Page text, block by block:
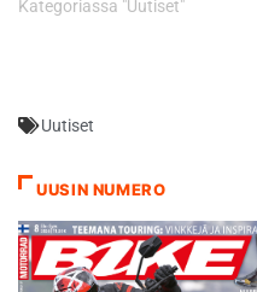
vastaisena yönä
vielä vähän paremmaksi ja
rauhallisemmaksi, totesi
Crutchlow. Crutchlow latasi
viimeisellä vedollaan kovan…
Kategoriassa "Uutiset"
Uutiset
UUSIN NUMERO